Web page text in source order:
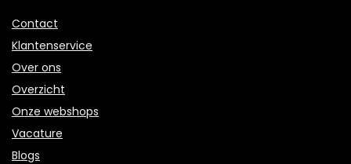
Contact
Klantenservice
Over ons
Overzicht
Onze webshops
Vacature
Blogs